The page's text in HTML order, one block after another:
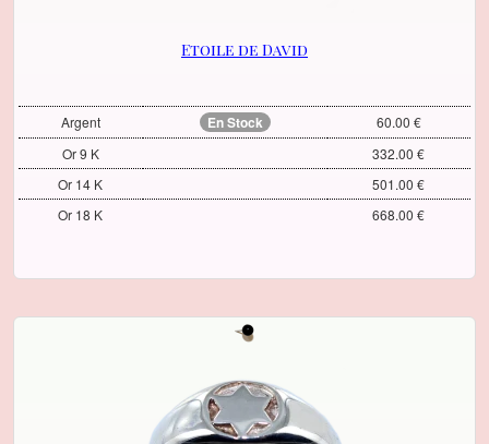
Etoile de David
Argent En Stock
60.00 €
Or 9 K
332.00 €
Or 14 K
501.00 €
Or 18 K
668.00 €